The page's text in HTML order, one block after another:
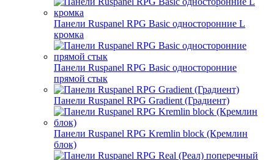
Панели Ruspanel RPG Basic односторонние L
кромка
Панели Ruspanel RPG Basic односторонние
прямой стык
Панели Ruspanel RPG Gradient (Градиент)
Панели Ruspanel RPG Kremlin block (Кремлин
блок)